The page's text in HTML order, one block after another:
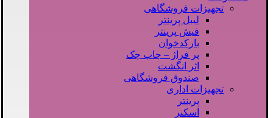
تجهیزات فروشگاهی
لیبل پرینتر
فیش پرینتر
بارکدخوان
پر فراژ – چاپ چک
اثر انگشت
صندوق فروشگاهی
تجهیزات اداری
پرینتر
اسکنر